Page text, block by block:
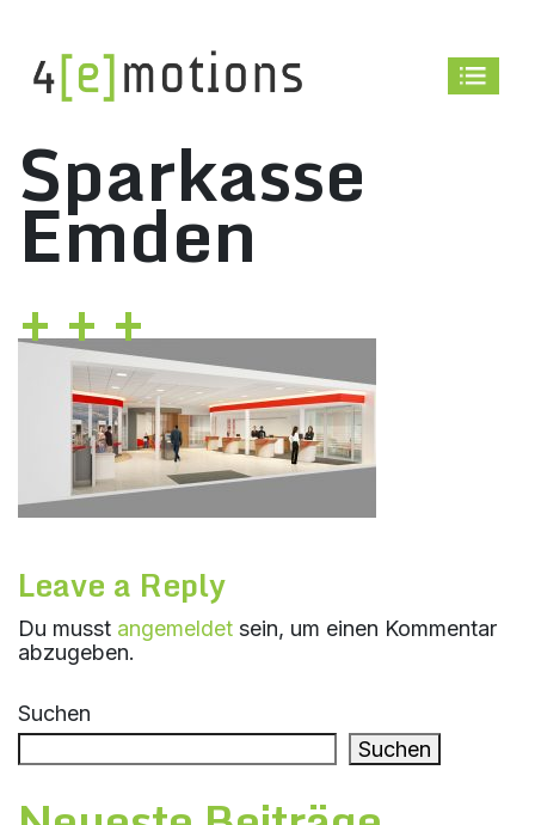
Skip
content
Sparkasse
Emden
Leave a Reply
Du musst angemeldet sein, um einen Kommentar
abzugeben.
Suchen
Suchen